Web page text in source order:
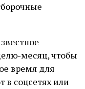
месяц, чтобы
время для
в соцсетях или